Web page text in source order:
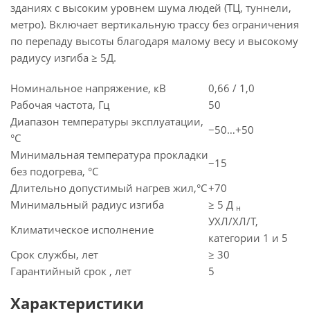
зданиях с высоким уровнем шума людей (ТЦ, туннели,
метро). Включает вертикальную трассу без ограничения
по перепаду высоты благодаря малому весу и высокому
радиусу изгиба ≥ 5Д.
Номинальное напряжение, кВ
0,66 / 1,0
Рабочая частота, Гц
50
Диапазон температуры эксплуатации,
°C
−50…+50
Минимальная температура прокладки
без подогрева, °C
−15
Длительно допустимый нагрев жил,°C+70
Минимальный радиус изгиба
≥ 5 Д н
Климатическое исполнение
УХЛ/ХЛ/Т,
категории 1 и 5
Срок службы, лет
≥ 30
Гарантийный срок , лет
5
Характеристики